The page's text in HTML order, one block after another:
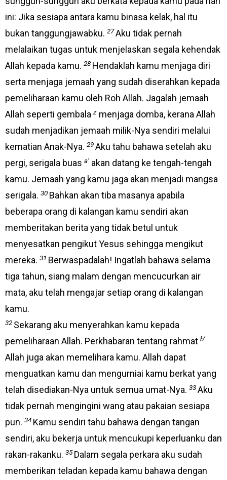
ini: Jika sesiapa antara kamu binasa kelak, hal itu
bukan tanggungjawabku. 27Aku tidak pernah
melalaikan tugas untuk menjelaskan segala kehendak
Allah kepada kamu. 28 Hendaklah kamu menjaga diri
serta menjaga jemaah yang sudah diserahkan kepada
pemeliharaan kamu oleh Roh Allah. Jagalah jemaah
Allah seperti gembala z menjaga domba, kerana Allah
sudah menjadikan jemaah milik-Nya sendiri melalui
kematian Anak-Nya. 29Aku tahu bahawa setelah aku
pergi, serigala buas a’ akan datang ke tengah-tengah
kamu. Jemaah yang kamu jaga akan menjadi mangsa
serigala. 30 Bahkan akan tiba masanya apabila
beberapa orang di kalangan kamu sendiri akan
memberitakan berita yang tidak betul untuk
menyesatkan pengikut Yesus sehingga mengikut
mereka. 31 Berwaspadalah! Ingatlah bahawa selama
tiga tahun, siang malam dengan mencucurkan air
mata, aku telah mengajar setiap orang di kalangan
kamu.
32 Sekarang aku menyerahkan kamu kepada
pemeliharaan Allah. Perkhabaran tentang rahmat b’
Allah juga akan memelihara kamu. Allah dapat
menguatkan kamu dan mengurniai kamu berkat yang
telah disediakan-Nya untuk semua umat-Nya. 33Aku
tidak pernah mengingini wang atau pakaian sesiapa
pun. 34 Kamu sendiri tahu bahawa dengan tangan
sendiri, aku bekerja untuk mencukupi keperluanku dan
rakan-rakanku. 35Dalam segala perkara aku sudah
memberikan teladan kepada kamu bahawa dengan